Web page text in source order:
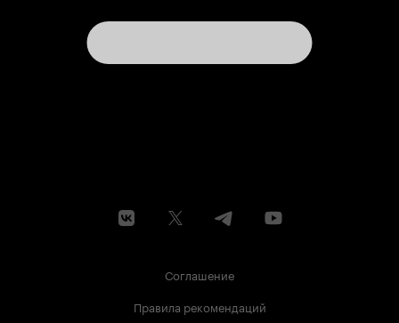
Соглашение
Правила рекомендаций